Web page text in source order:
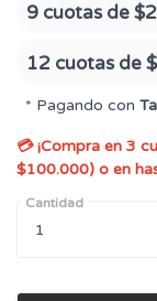
9 cuotas de
12 cuotas de
* Pagando con
💳 ¡Compra en 3
$100.000) o en
Cantidad